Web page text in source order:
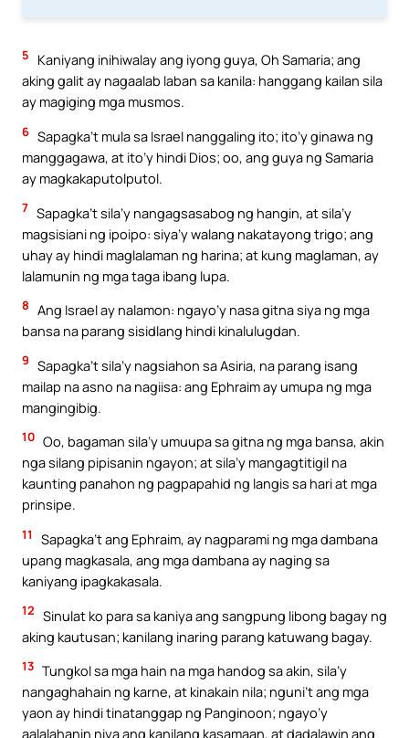
5
Kaniyang inihiwalay ang iyong guya, Oh Samaria; ang
aking galit ay nagaalab laban sa kanila: hanggang kailan sila
ay magiging mga musmos.
6 Sapagka’t mula sa Israel nanggaling ito; ito’y ginawa ng
manggagawa, at ito’y hindi Dios; oo, ang guya ng Samaria
ay magkakaputolputol.
7 Sapagka’t sila’y nangagsasabog ng hangin, at sila’y
magsisiani ng ipoipo: siya’y walang nakatayong trigo; ang
uhay ay hindi maglalaman ng harina; at kung maglaman, ay
lalamunin ng mga taga ibang lupa.
8 Ang Israel ay nalamon: ngayo’y nasa gitna siya ng mga
bansa na parang sisidlang hindi kinalulugdan.
9 Sapagka’t sila’y nagsiahon sa Asiria, na parang isang
mailap na asno na nagiisa: ang Ephraim ay umupa ng mga
mangingibig.
10 Oo, bagaman sila’y umuupa sa gitna ng mga bansa, akin
nga silang pipisanin ngayon; at sila’y mangagtitigil na
kaunting panahon ng pagpapahid ng langis sa hari at mga
prinsipe.
11
Sapagka’t ang Ephraim, ay nagparami ng mga dambana
upang magkasala, ang mga dambana ay naging sa
kaniyang ipagkakasala.
12 Sinulat ko para sa kaniya ang sangpung libong bagay ng
aking kautusan; kanilang inaring parang katuwang bagay.
13 Tungkol sa mga hain na mga handog sa akin, sila’y
nangaghahain ng karne, at kinakain nila; nguni’t ang mga
yaon ay hindi tinatanggap ng Panginoon; ngayo’y
aalalahanin niya ang kanilang kasamaan, at dadalawin ang